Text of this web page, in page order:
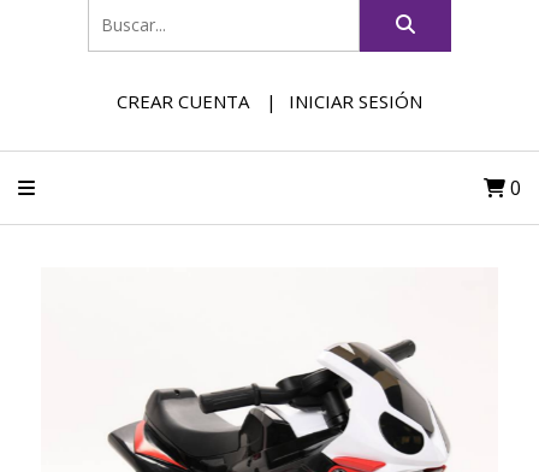
CREAR CUENTA INICIAR SESIÓN
0